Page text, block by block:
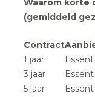
Waarom korte
(gemiddeld
Contract
1 jaar
Essent
3 jaar
Essent
5 jaar
Essent